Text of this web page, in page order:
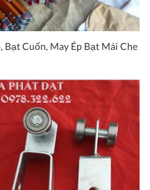
Bạt Cuốn, May Ép Bạt Mái Che